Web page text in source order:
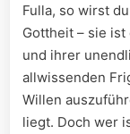
Fulla, so wirst
Gottheit – ‌sie
und ihrer
allwissenden
Willen
liegt. Doch wer